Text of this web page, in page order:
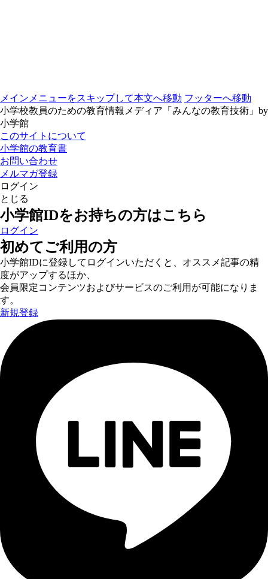
メインメニューをスキップして本文へ移動 フッターへ移動
小学校教員のための教育情報メディア「みんなの教育技術」by
小学館
このサイトについて
小学館の教育書
お問い合わせ
メルマガ登録
ログイン
とじる
小学館IDをお持ちの方はこちら
ログイン
初めてご利用の方
小学館IDに登録してログインいただくと、オススメ記事の精
度がアップするほか、
会員限定コンテンツおよびサービスのご利用が可能になりま
す。
新規登録